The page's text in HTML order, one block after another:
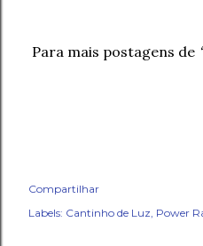
Para mais postagens de
Compartilhar
Labels: Cantinho de Luz Power